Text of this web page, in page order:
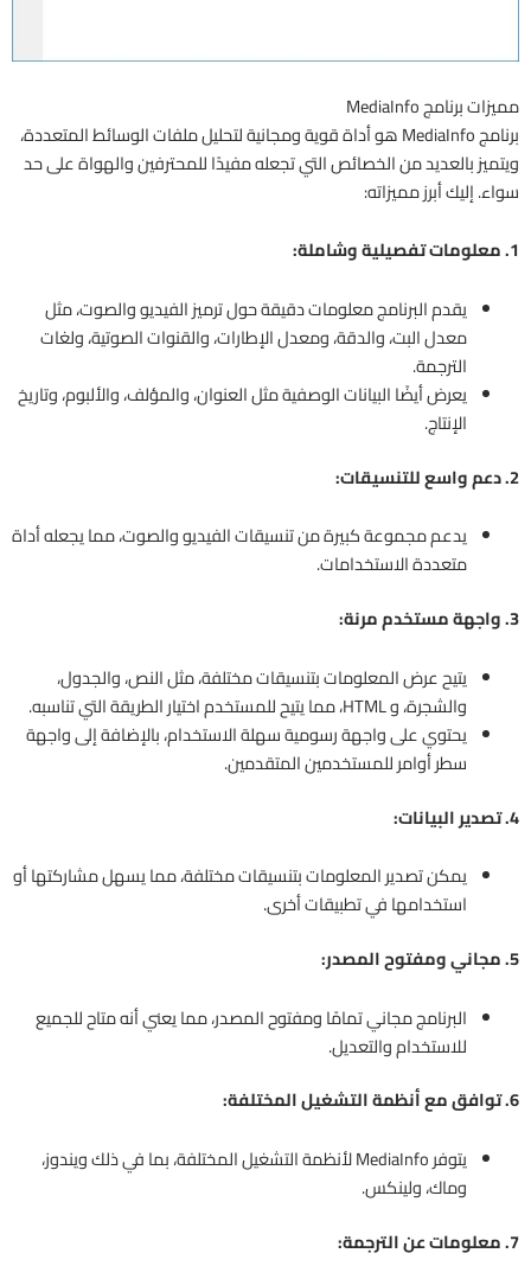
مميزات برنامج MediaInfo
برنامج MediaInfo هو أداة قوية ومجانية لتحليل ملفات الوسائط المتعددة،
ويتميز بالعديد من الخصائص التي تجعله مفيدًا للمحترفين والهواة على حد
سواء. إليك أبرز مميزاته:
1. معلومات تفصيلية وشاملة:
يقدم البرنامج معلومات دقيقة حول ترميز الفيديو والصوت، مثل
معدل البت، والدقة، ومعدل الإطارات، والقنوات الصوتية، ولغات
الترجمة.
يعرض أيضًا البيانات الوصفية مثل العنوان، والمؤلف، والألبوم، وتاريخ
الإنتاج.
2. دعم واسع للتنسيقات:
يدعم مجموعة كبيرة من تنسيقات الفيديو والصوت، مما يجعله أداة
متعددة الاستخدامات.
3. واجهة مستخدم مرنة:
يتيح عرض المعلومات بتنسيقات مختلفة، مثل النص، والجدول،
والشجرة، و HTML، مما يتيح للمستخدم اختيار الطريقة التي تناسبه.
يحتوي على واجهة رسومية سهلة الاستخدام، بالإضافة إلى واجهة
سطر أوامر للمستخدمين المتقدمين.
4. تصدير البيانات:
يمكن تصدير المعلومات بتنسيقات مختلفة، مما يسهل مشاركتها أو
استخدامها في تطبيقات أخرى.
5. مجاني ومفتوح المصدر:
البرنامج مجاني تمامًا ومفتوح المصدر، مما يعني أنه متاح للجميع
للاستخدام والتعديل.
6. توافق مع أنظمة التشغيل المختلفة:
يتوفر MediaInfo لأنظمة التشغيل المختلفة، بما في ذلك ويندوز،
وماك، ولينكس.
7. معلومات عن الترجمة: